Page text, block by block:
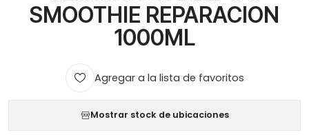
SMOOTHIE REPARACION
1000ML
Agregar a la lista de favoritos
Mostrar stock de ubicaciones